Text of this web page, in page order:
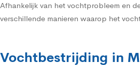
Afhankelijk van het vochtprobleem en
verschillende manieren waarop het
Vochtbestrijding in